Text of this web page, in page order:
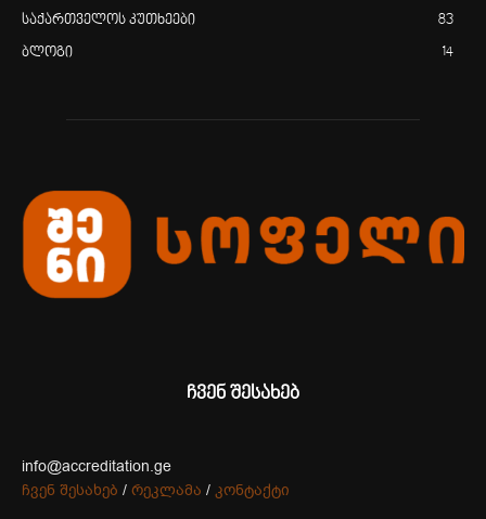
საქართველოს კუთხეები 83
ბლოგი 14
ჩვენ შესახებ
info@accreditation.ge
ჩვენ შესახებ / რეკლამა / კონტაქტი